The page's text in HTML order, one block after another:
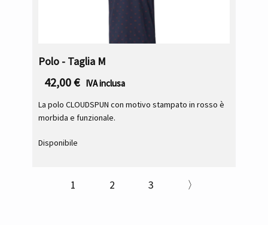
Polo - Taglia M
42,00€ IVA inclusa
La polo CLOUDSPUN con motivo stampato in rosso è
morbida e funzionale.
Disponibile
1 2 3 〉